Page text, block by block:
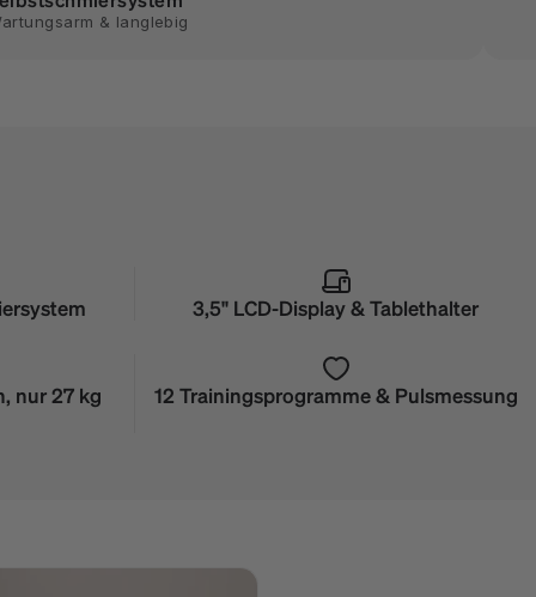
& langlebig
3,5" LCD-Display & Tablethalter
nur 27 kg 12 Trainingsprogramme & Pulsmessung